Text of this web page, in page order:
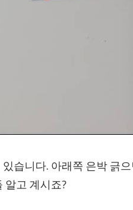
습니다. 아래쪽 은박 긁
알고 계시죠?